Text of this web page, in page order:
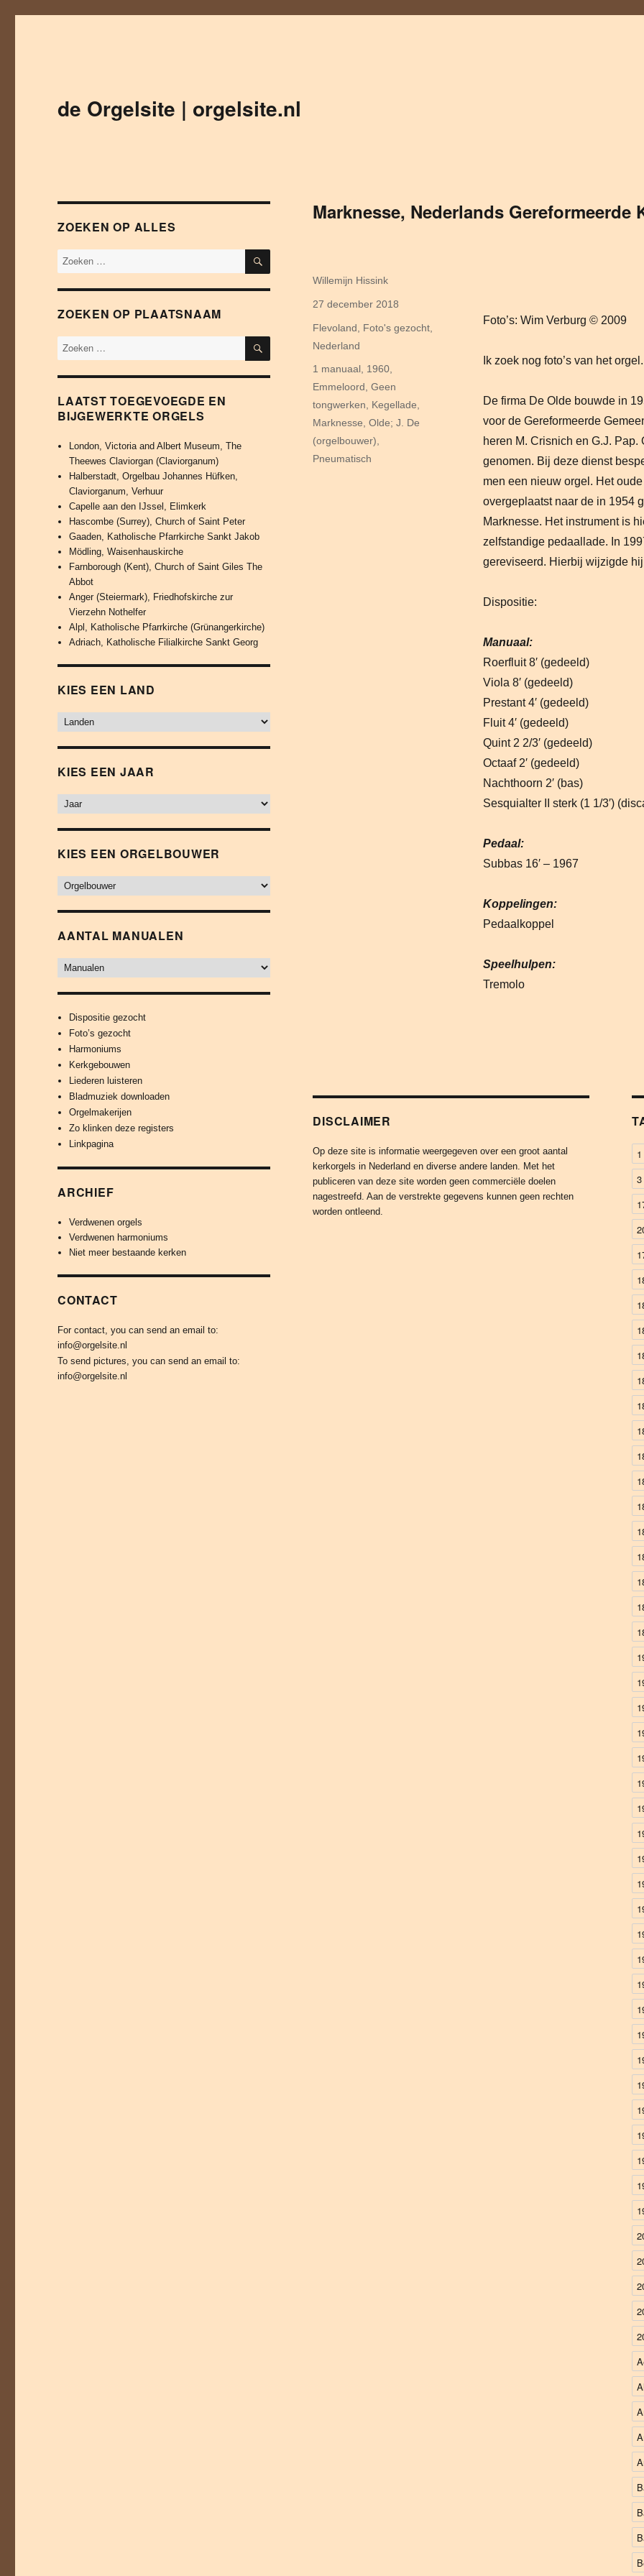
de Orgelsite | orgelsite.nl
Marknesse, Nederlands Gereformeerde
Foto’s: Wim Verburg © 2009
Ik zoek nog foto’s van het orgel.
De firma De Olde bouwde in
voor de Gereformeerde
heren M. Crisnich en G.J.
genomen. Bij deze dienst
men een nieuw orgel. Het
overgeplaatst naar de in 1954
Marknesse. Het instrument is
zelfstandige pedaallade. In
gereviseerd. Hierbij wijzigde
Dispositie:
Manuaal:
Roerfluit 8′ (gedeeld)
Viola 8′ (gedeeld)
Prestant 4′ (gedeeld)
Fluit 4′ (gedeeld)
Quint 2 2/3′ (gedeeld)
Octaaf 2′ (gedeeld)
Nachthoorn 2′ (bas)
Sesquialter II sterk (1 1/3′)
Pedaal:
Subbas 16′ – 1967
Koppelingen:
Pedaalkoppel
Speelhulpen:
Tremolo
Auteur
Willemijn Hissink
Geplaatst
27 december 2018
Categorieën
Flevoland Foto's gezocht
Nederland
Tags
1 manuaal, 1960,
Emmeloord,Geen
tongwerken, Kegellade,
Marknesse,Olde; J. De
(orgelbouwer),
Pneumatisch
ZOEKEN OP ALLES
ZOEKEN
ZOEKEN OP PLAATSNAAM
ZOEKEN
LAATST TOEGEVOEGDE EN
BIJGEWERKTE ORGELS
London, Victoria and Albert Museum, The
Theewes Claviorgan (Claviorganum)
Halberstadt, Orgelbau Johannes Hüfken,
Claviorganum, Verhuur
Capelle aan den IJssel, Elimkerk
Hascombe (Surrey), Church of Saint Peter
Gaaden, Katholische Pfarrkirche Sankt Jakob
Mödling, Waisenhauskirche
Farnborough (Kent), Church of Saint Giles The
Abbot
Anger (Steiermark), Friedhofskirche zur
Vierzehn Nothelfer
Alpl, Katholische Pfarrkirche (Grünangerkirche)
Adriach, Katholische Filialkirche Sankt Georg
KIES EEN LAND
KIES EEN JAAR
KIES EEN ORGELBOUWER
AANTAL MANUALEN
Dispositie gezocht
Foto’s gezocht
Harmoniums
Kerkgebouwen
Liederen luisteren
Bladmuziek downloaden
Orgelmakerijen
Zo klinken deze registers
Linkpagina
ARCHIEF
Verdwenen orgels
Verdwenen harmoniums
Niet meer bestaande kerken
CONTACT
For contact, you can send an email to:
info@orgelsite.nl
To send pictures, you can send an email to:
info@orgelsite.nl
DISCLAIMER
Op deze site is informatie weergegeven over een groot aantal
kerkorgels in Nederland en diverse andere landen. Met het
publiceren van deze site worden geen commerciële doelen
nagestreefd. Aan de verstrekte gegevens kunnen geen rechten
worden ontleend.